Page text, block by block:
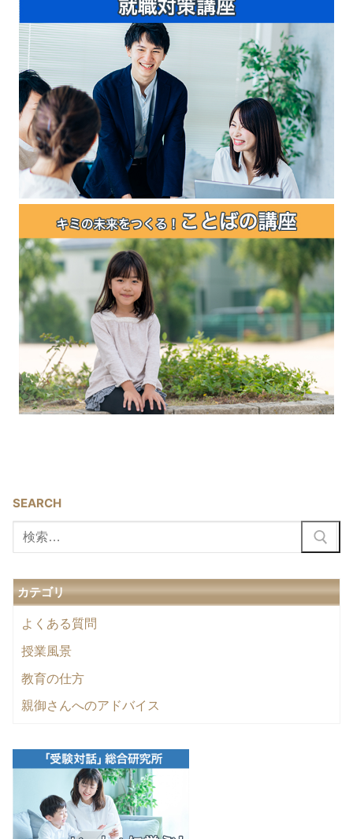
SEARCH
索:
カテゴリ
よくある質問
授業風景
教育の仕方
親御さんへのアドバイス